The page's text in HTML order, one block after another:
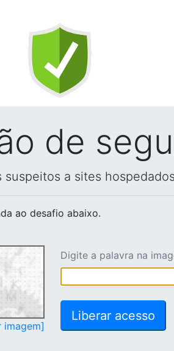
de
a sites
ao desafio abaixo.
imagem]
Digite a palavra na